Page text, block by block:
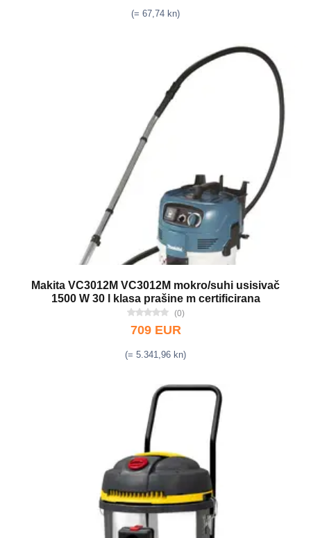
(= 67,74 kn)
Makita VC3012M VC3012M mokro/suhi usisivač
1500 W 30 l klasa prašine m certificirana
(0)
709 EUR
(= 5.341,96 kn)